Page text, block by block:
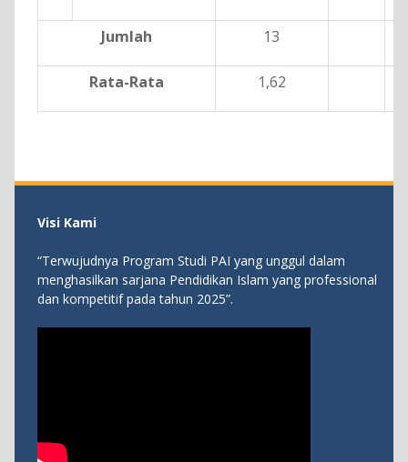
Jumlah 13
Rata-Rata 1,62
Visi Kami
“Terwujudnya Program Studi PAI yang unggul dalam
menghasilkan sarjana Pendidikan Islam yang professional
dan kompetitif pada tahun 2025”.